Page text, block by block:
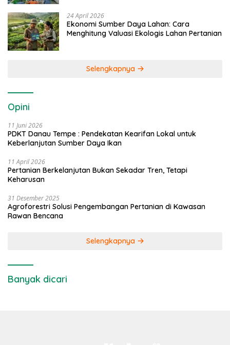
24 April 2026
Ekonomi Sumber Daya Lahan: Cara
Menghitung Valuasi Ekologis Lahan Pertanian
Selengkapnya
Opini
11 Juni 2026
PDKT Danau Tempe : Pendekatan Kearifan Lokal untuk
Keberlanjutan Sumber Daya Ikan
11 April 2026
Pertanian Berkelanjutan Bukan Sekadar Tren, Tetapi
Keharusan
31 Desember 2025
Agroforestri Solusi Pengembangan Pertanian di Kawasan
Rawan Bencana
Selengkapnya
Banyak dicari